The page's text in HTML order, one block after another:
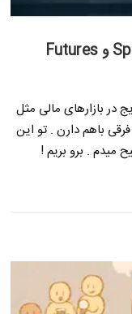
در بازارهای مالی مثل
باهم دارن . تو این
میدم . برو بریم !